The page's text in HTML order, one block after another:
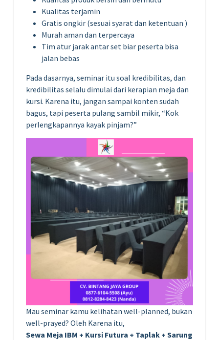
Kualitas terjamin
Gratis ongkir (sesuai syarat dan ketentuan )
Murah aman dan terpercaya
Tim atur jarak antar set biar peserta bisa
jalan bebas
Pada dasarnya, seminar itu soal kredibilitas, dan
kredibilitas selalu dimulai dari kerapian meja dan
kursi. Karena itu, jangan sampai konten sudah
bagus, tapi peserta pulang sambil mikir, “Kok
perlengkapannya kayak pinjam?”
Mau seminar kamu kelihatan well-planned, bukan
well-prayed? Oleh Karena itu,
Sewa Meja IBM + Kursi Futura + Taplak + Sarung